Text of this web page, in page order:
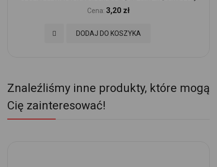
Cena: 3,20 zł
DODAJ DO KOSZYKA
Dodaj do Ulubionych
Znaleźliśmy inne produkty, które mogą
Cię zainteresować!